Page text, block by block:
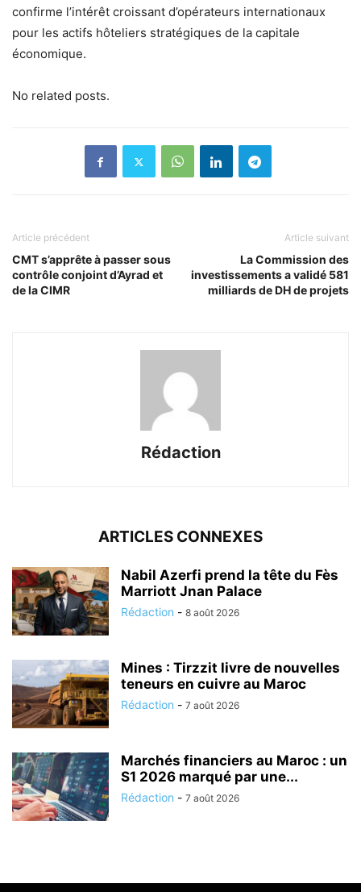
confirme l’intérêt croissant d’opérateurs internationaux
pour les actifs hôteliers stratégiques de la capitale
économique.
No related posts.
Article précédent
CMT s’apprête à passer sous
contrôle conjoint d’Ayrad et
de la CIMR
Article suivant
La Commission des
investissements a validé 581
milliards de DH de projets
Rédaction
ARTICLES CONNEXES
Nabil Azerfi prend la tête du Fès
Marriott Jnan Palace
Rédaction - 8 août 2026
Mines : Tirzzit livre de nouvelles
teneurs en cuivre au Maroc
Rédaction - 7 août 2026
Marchés financiers au Maroc : un
S1 2026 marqué par une...
Rédaction - 7 août 2026